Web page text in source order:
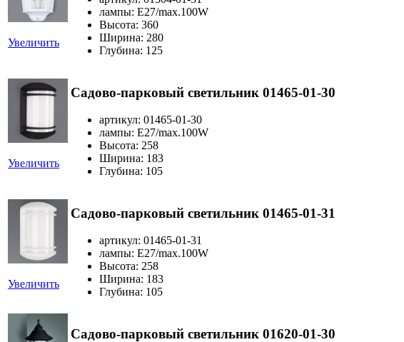
Увеличить
лампы: E27/max.100W
Высота: 360
Ширина: 280
Глубина: 125
Увеличить
Садово-парковый светильник 01465-01-30
артикул: 01465-01-30
лампы: E27/max.100W
Высота: 258
Ширина: 183
Глубина: 105
Увеличить
Садово-парковый светильник 01465-01-31
артикул: 01465-01-31
лампы: E27/max.100W
Высота: 258
Ширина: 183
Глубина: 105
Садово-парковый светильник 01620-01-30